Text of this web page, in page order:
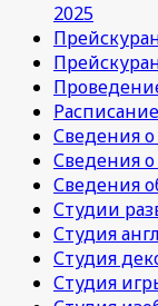
2025
Сведения
Сведения
Сведения
Студии
Студия
Студия
Студия